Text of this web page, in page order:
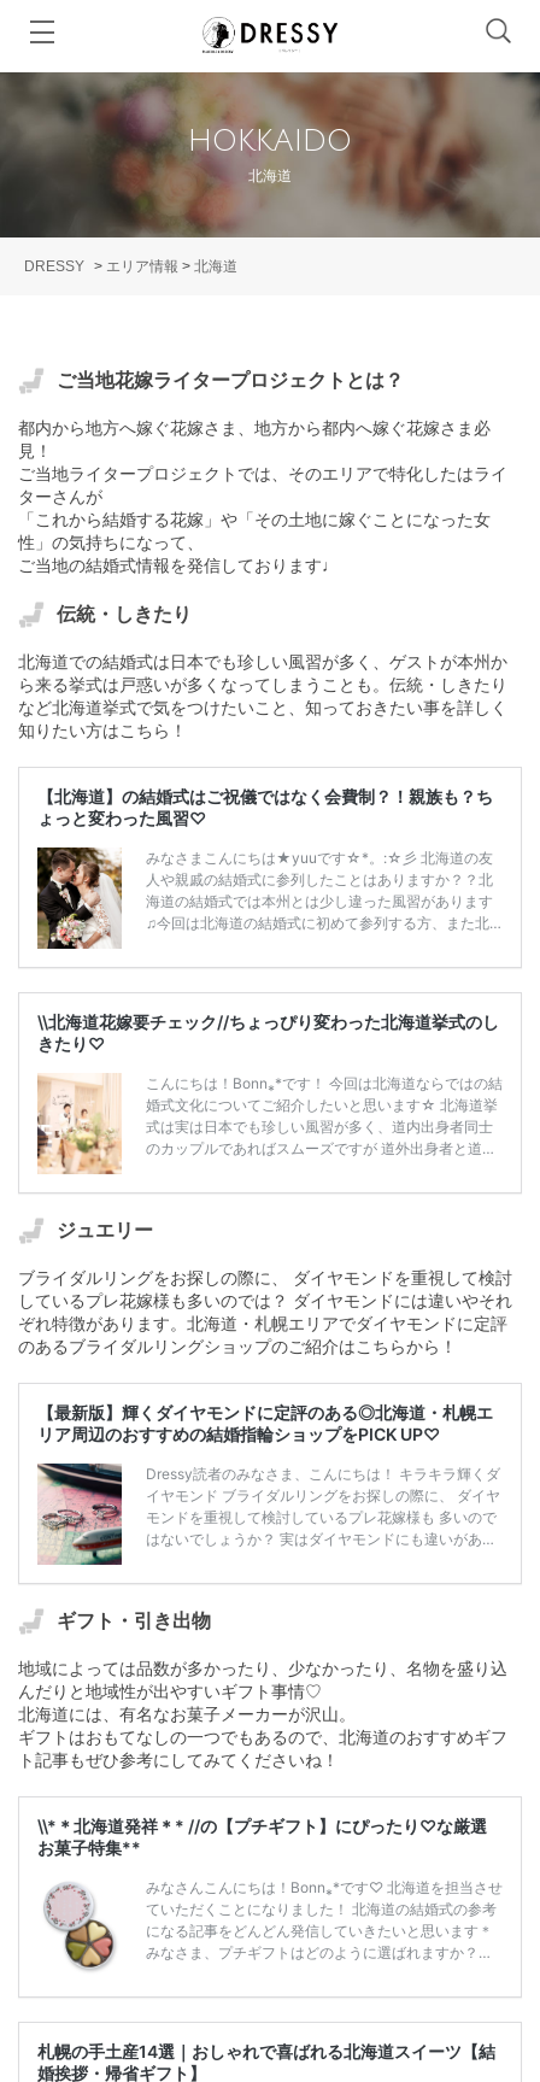
HOKKAIDO
北海道
DRESSY > エリア情報 > 北海道
ご当地花嫁ライタープロジェクトとは？
都内から地方へ嫁ぐ花嫁さま、地方から都内へ嫁ぐ花嫁さま必
見！
ご当地ライタープロジェクトでは、そのエリアで特化したはライ
ターさんが
「これから結婚する花嫁」や「その土地に嫁ぐことになった女
性」の気持ちになって、
ご当地の結婚式情報を発信しております♩
伝統・しきたり
北海道での結婚式は日本でも珍しい風習が多く、ゲストが本州か
ら来る挙式は戸惑いが多くなってしまうことも。伝統・しきたり
など北海道挙式で気をつけたいこと、知っておきたい事を詳しく
知りたい方はこちら！
【北海道】の結婚式はご祝儀ではなく会費制？！親族も？ち
ょっと変わった風習♡
みなさまこんにちは★yuuです☆*。:☆彡 北海道の友
人や親戚の結婚式に参列したことはありますか？？北
海道の結婚式では本州とは少し違った風習があります
♫今回は北海道の結婚式に初めて参列する方、また北
本州の違いに驚くこともあるかもしれませんが、どん
きます♫北海道ならではの結婚式、楽しんでいってく
ださい♡○:＊。 ご祝儀はいりません！笑 会費制で
いらっしゃるかもしれません。そうです！！いらない
のです！！笑 北海道の8割の結婚式はご祝儀では […]
続きを読む
\\北海道花嫁要チェック//ちょっぴり変わった北海道挙式のし
きたり♡
こんにちは！Bonn⁎*です！ 今回は北海道ならではの結
婚式文化についてご紹介したいと思います☆ 北海道挙
式は実は日本でも珍しい風習が多く、道内出身者同士
のカップルであればスムーズですが 道外出身者と道内
いが多くなってしまうことも・・・ 私自身も道内と道
た..。 本州との違いや、気をつけるべきポイントを事
も、ゲストとして参加予定の方も 挙式をよりスムーズ
楽しめることと思いますので、分かりやすくまとめて
みました♡ ざっくりと北海道婚とは？ […]続きを読
む
ジュエリー
ブライダルリングをお探しの際に、 ダイヤモンドを重視して検討
しているプレ花嫁様も多いのでは？ ダイヤモンドには違いやそれ
ぞれ特徴があります。北海道・札幌エリアでダイヤモンドに定評
のあるブライダルリングショップのご紹介はこちらから！
【最新版】輝くダイヤモンドに定評のある◎北海道・札幌エ
リア周辺のおすすめの結婚指輪ショップをPICK UP♡
Dressy読者のみなさま、こんにちは！ キラキラ輝くダ
イヤモンド ブライダルリングをお探しの際に、 ダイヤ
モンドを重視して検討しているプレ花嫁様も 多いので
はないでしょうか？ 実はダイヤモンドにも違いがあ
の特徴と［北海道・札幌エリア］で ダイヤモンドに定
介します。 ぜひリング探しの際に、参考にしてくださ
理解しておくとより ダイヤモンド探しが楽しいものに
なると思いますので、そこもご紹介いたします。 ダイ
ヤモンドの4Cってなに？ 世界中でダイヤ […]
む
ギフト・引き出物
地域によっては品数が多かったり、少なかったり、名物を盛り込
んだりと地域性が出やすいギフト事情♡
北海道には、有名なお菓子メーカーが沢山。
ギフトはおもてなしの一つでもあるので、北海道のおすすめギフ
ト記事もぜひ参考にしてみてくださいね！
\\*＊北海道発祥＊* //の【プチギフト】にぴったり♡な厳選
お菓子特集**
みなさんこんにちは！Bonn⁎*です♡ 北海道を担当させ
ていただくことになりました！ 北海道の結婚式の参考
になる記事をどんどん発信していきたいと思います＊
みなさま、プチギフトはどのように選ばれますか？？
で楽しんでいただきたいですよね★ カタログを見る
れない！結婚式は決めることがありすぎて、最後のプ
チギフトまで気がまわらない・・ という方。地元のお
札幌の手土産14選｜おしゃれで喜ばれる北海道スイーツ【結
婚挨拶・帰省ギフト】